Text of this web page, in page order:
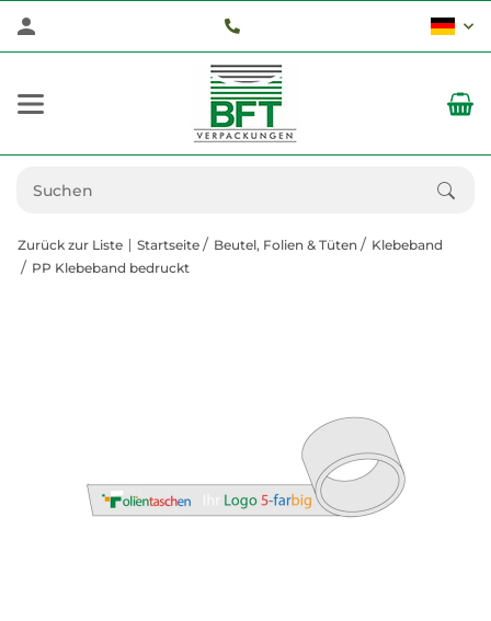
Zurück zur Liste Startseite Beutel, Folien & Tüten
Klebeband
PP Klebeband bedruckt